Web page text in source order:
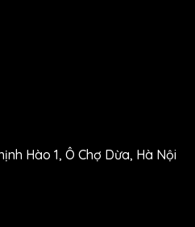
Hào 1, Ô Chợ Dừa, Hà Nội